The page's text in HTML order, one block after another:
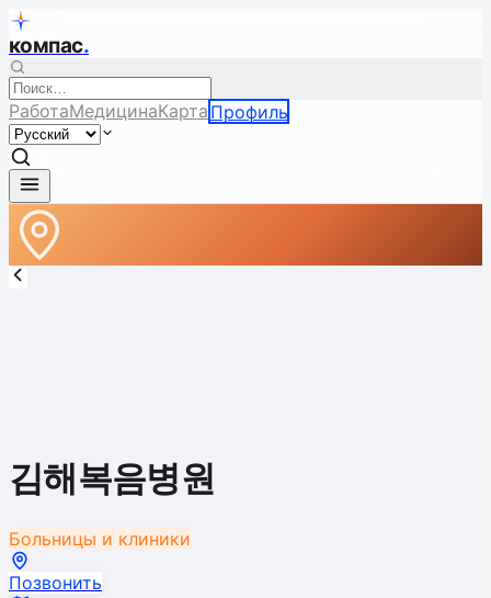
компас.
РаботаМедицинаКарта Профиль
김해복음병원
Больницы и клиники
Позвонить